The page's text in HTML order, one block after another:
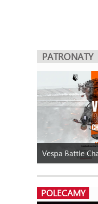
PATRONATY
Vespa Battle
POLECAMY